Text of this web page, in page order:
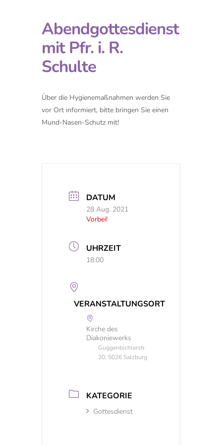
Abendgottesdienst
mit Pfr. i. R.
Schulte
Über die Hygienemaßnahmen werden Sie
vor Ort informiert, bitte bringen Sie einen
Mund-Nasen-Schutz mit!
DATUM
28 Aug. 2021
Vorbei!
UHRZEIT
18:00
VERANSTALTUNGSORT
Kirche des
Diakoniewerks
Guggenbichlerstr.
20, 5026 Salzburg
KATEGORIE
Gottesdienst